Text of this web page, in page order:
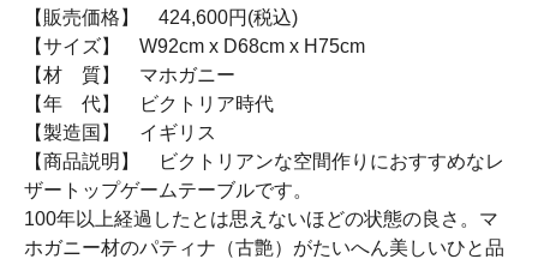
【販売価格】 424,600円(税込)
【サイズ】 W92cm x D68cm x H75cm
【材 質】 マホガニー
【年 代】 ビクトリア時代
【製造国】 イギリス
【商品説明】 ビクトリアンな空間作りにおすすめなレ
ザートップゲームテーブルです。
100年以上経過したとは思えないほどの状態の良さ。マ
ホガニー材のパティナ（古艶）がたいへん美しいひと品